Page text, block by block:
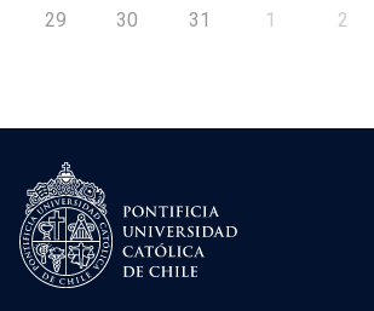
29 30 31 1 2